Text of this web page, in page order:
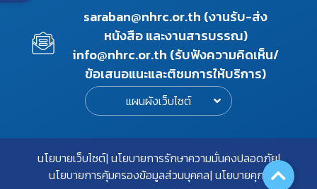
saraban@nhrc.or.th (งานรับ-ส่ง
หนังสือ และงานสารบรรณ)
info@nhrc.or.th (รับฟังความคิดเห็น/
ข้อเสนอแนะและติชมการให้บริการ)
แผนผังเว็บไซต์
นโยบายเว็บไซต์ นโยบายการรักษาความมั่นคงปลอดภัย
นโยบายการคุ้มครองข้อมูลส่วนบุคคล นโยบายคุกกี้